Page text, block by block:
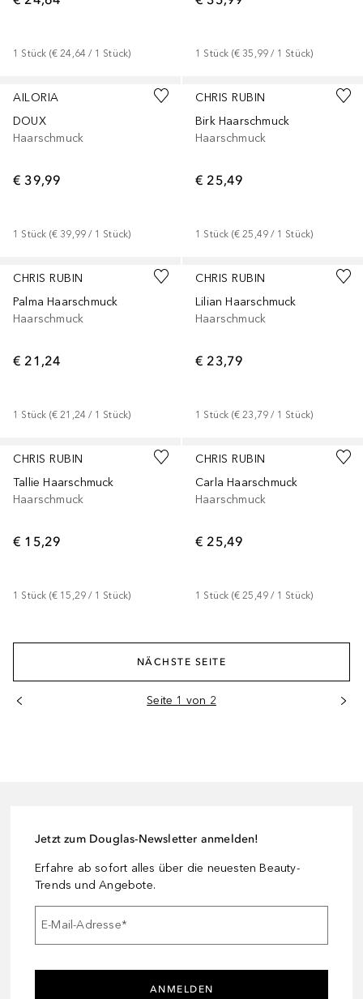
1 Stück (€ 24,64 / 1 Stück) 1 Stück (€ 35,99 / 1 Stück)
AILORIA
DOUX
Haarschmuck
€ 39,99
1 Stück (€ 39,99 / 1 Stück)
CHRIS RUBIN
Birk Haarschmuck
Haarschmuck
€ 25,49
1 Stück (€ 25,49 / 1 Stück)
CHRIS RUBIN
Palma Haarschmuck
Haarschmuck
€ 21,24
1 Stück (€ 21,24 / 1 Stück)
CHRIS RUBIN
Lilian Haarschmuck
Haarschmuck
€ 23,79
1 Stück (€ 23,79 / 1 Stück)
CHRIS RUBIN
Tallie Haarschmuck
Haarschmuck
€ 15,29
1 Stück (€ 15,29 / 1 Stück)
CHRIS RUBIN
Carla Haarschmuck
Haarschmuck
€ 25,49
1 Stück (€ 25,49 / 1 Stück)
NÄCHSTE SEITE
Seite 1 von 2
Jetzt zum Douglas-Newsletter anmelden!
Erfahre ab sofort alles über die neuesten Beauty-
Trends und Angebote.
E-Mail-Adresse*
ANMELDEN